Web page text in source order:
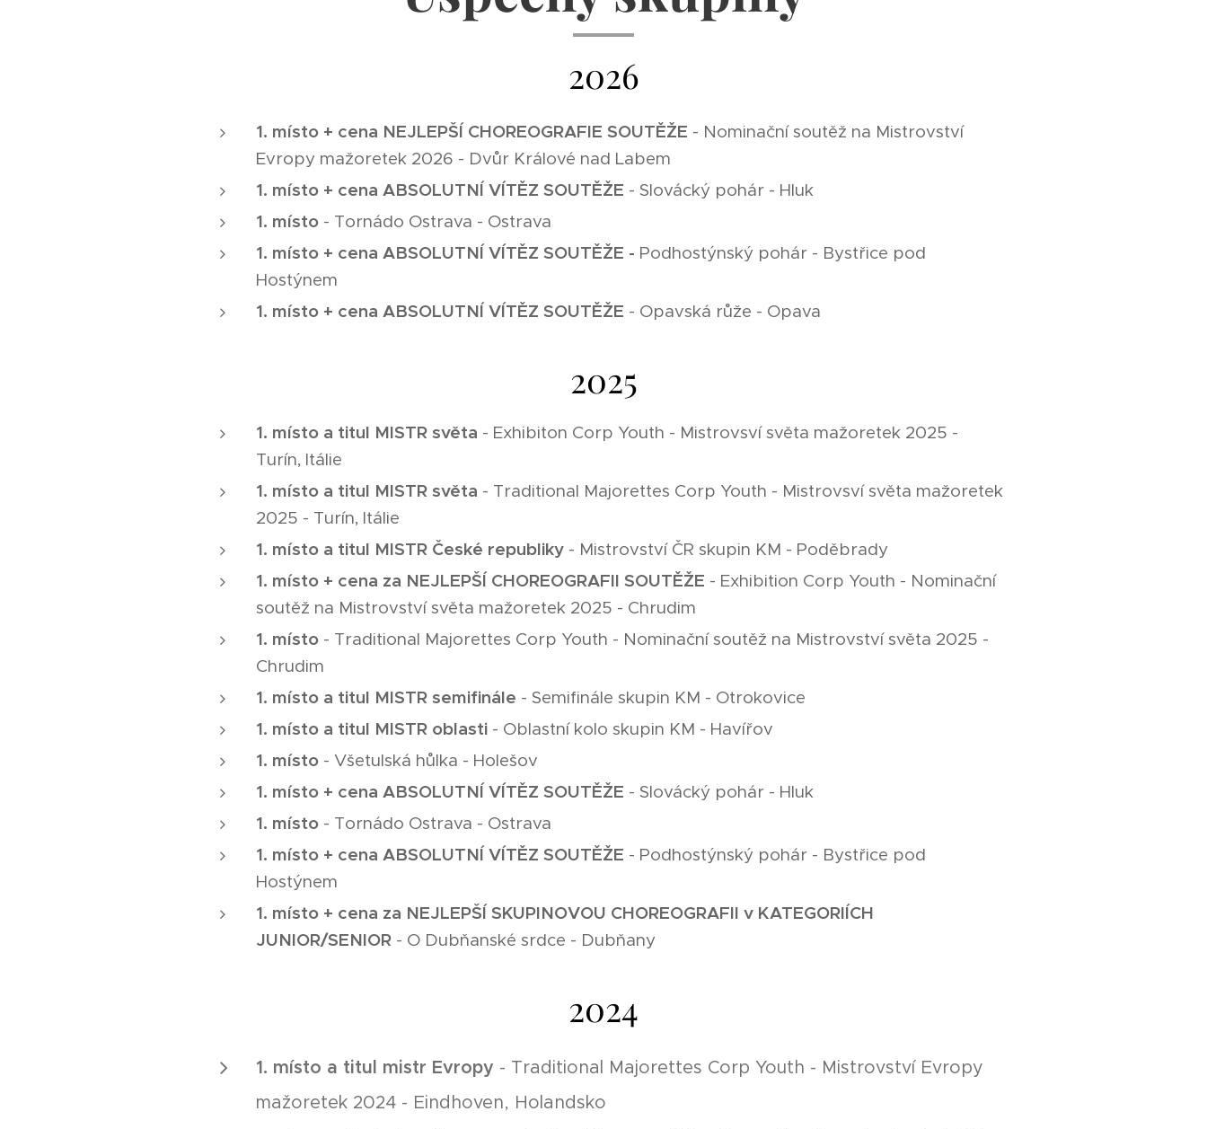
2026
1. místo + cena NEJLEPŠÍ CHOREOGRAFIE SOUTĚŽE - Nominační soutěž na Mistrovství
Evropy mažoretek 2026 - Dvůr Králové nad Labem
1. místo + cena ABSOLUTNÍ VÍTĚZ SOUTĚŽE - Slovácký pohár - Hluk
1. místo - Tornádo Ostrava - Ostrava
1. místo + cena ABSOLUTNÍ VÍTĚZ SOUTĚŽE - Podhostýnský pohár - Bystřice pod
Hostýnem
1. místo + cena ABSOLUTNÍ VÍTĚZ SOUTĚŽE - Opavská růže - Opava
2025
1. místo a titul MISTR světa - Exhibiton Corp Youth - Mistrovsví světa mažoretek 2025 -
Turín, Itálie
1. místo a titul MISTR světa - Traditional Majorettes Corp Youth - Mistrovsví světa mažoretek
2025 - Turín, Itálie
1. místo a titul MISTR České republiky- Mistrovství ČR skupin KM - Poděbrady
1. místo + cena za NEJLEPŠÍ CHOREOGRAFII SOUTĚŽE - Exhibition Corp Youth - Nominační
soutěž na Mistrovství světa mažoretek 2025 - Chrudim
1. místo - Traditional Majorettes Corp Youth - Nominační soutěž na Mistrovství světa 2025 -
Chrudim
1. místo a titul MISTR semifinále - Semifinále skupin KM - Otrokovice
1. místo a titul MISTR oblasti- Oblastní kolo skupin KM - Havířov
1. místo - Všetulská hůlka - Holešov
1. místo + cena ABSOLUTNÍ VÍTĚZ SOUTĚŽE - Slovácký pohár - Hluk
1. místo - Tornádo Ostrava - Ostrava
1. místo + cena ABSOLUTNÍ VÍTĚZ SOUTĚŽE - Podhostýnský pohár - Bystřice pod
Hostýnem
1. místo + cena za NEJLEPŠÍ SKUPINOVOU CHOREOGRAFII v KATEGORIÍCH
JUNIOR/SENIOR- O Dubňanské srdce - Dubňany
2024
1. místo a titul mistr Evropy - Traditional Majorettes Corp Youth - Mistrovství Evropy
mažoretek 2024 - Eindhoven, Holandsko